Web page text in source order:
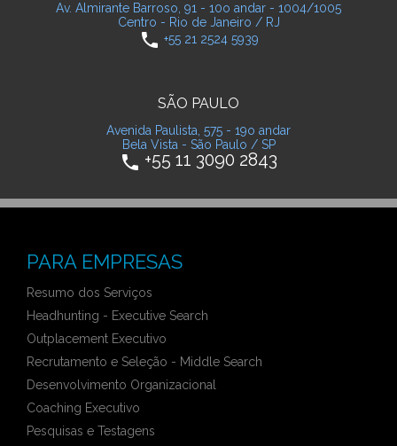
Av. Almirante Barroso, 91 - 10o andar - 1004/1005
Centro - Rio de Janeiro / RJ
phone +55 21 2524 5939
SÃO PAULO
Avenida Paulista, 575 - 19o andar
Bela Vista - São Paulo / SP
phone +55 11 3090 2843
PARA EMPRESAS
Resumo dos Serviços
Headhunting - Executive Search
Outplacement Executivo
Recrutamento e Seleção - Middle Search
Desenvolvimento Organizacional
Coaching Executivo
Pesquisas e Testagens